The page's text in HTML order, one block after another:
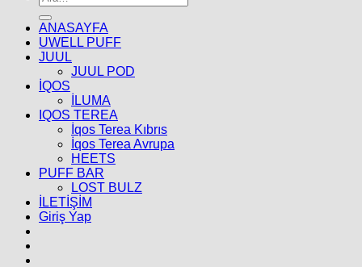
ANASAYFA
UWELL PUFF
JUUL
JUUL POD
İQOS
İLUMA
IQOS TEREA
İqos Terea Kıbrıs
İqos Terea Avrupa
HEETS
PUFF BAR
LOST BULZ
İLETİŞİM
Giriş Yap